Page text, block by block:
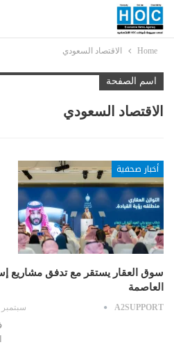
Home الاقتصاد السعودي
اسم الصفحة
الاقتصاد السعودي
أخبار صحفية
سوق العقار يستقر مع تدفق مشاريع
العاصمة
A2SUPPORT سبتمبر 30,